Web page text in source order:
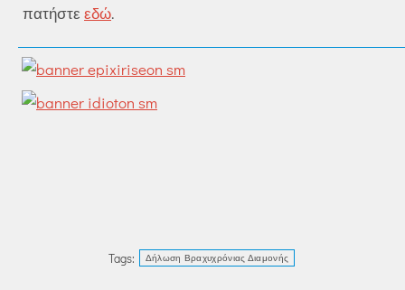
πατήστε εδώ.
Tags: Δήλωση Βραχυχρόνιας Διαμονής